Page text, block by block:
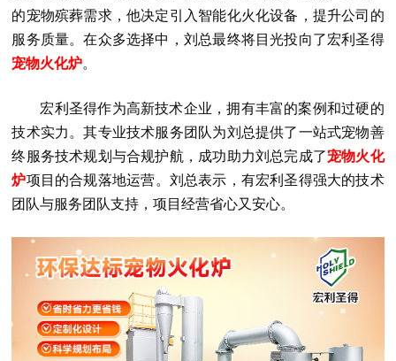
的宠物殡葬需求，他决定引入智能化火化设备，提升公司的
服务质量。在众多选择中，刘总最终将目光投向了宏利圣得
宠物火化炉。
宏利圣得作为高新技术企业，拥有丰富的案例和过硬的
技术实力。其专业技术服务团队为刘总提供了一站式宠物善
终服务技术规划与合规护航，成功助力刘总完成了宠物火化
炉项目的合规落地运营。刘总表示，有宏利圣得强大的技术
团队与服务团队支持，项目经营省心又安心。